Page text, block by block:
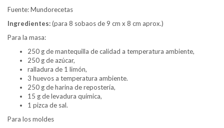
Fuente: Mundorecetas
Ingredientes:(para 8 sobaos de 9 cm x 8 cm aprox.)
Para la masa:
250 g de mantequilla de calidad a temperatura ambiente,
250 g de azúcar,
ralladura de 1 limón,
3 huevos a temperatura ambiente.
250 g de harina de repostería,
15 g de levadura química,
1 pizca de sal.
Para los moldes